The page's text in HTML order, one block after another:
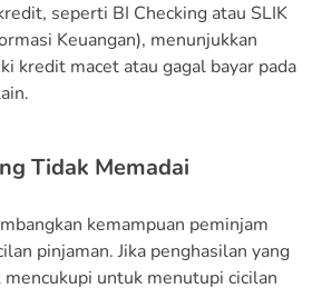
seperti BI Checking atau SLIK
Keuangan), menunjukkan
kredit macet atau gagal bayar pada
Tidak Memadai
kemampuan peminjam
pinjaman. Jika penghasilan yang
untuk menutupi cicilan